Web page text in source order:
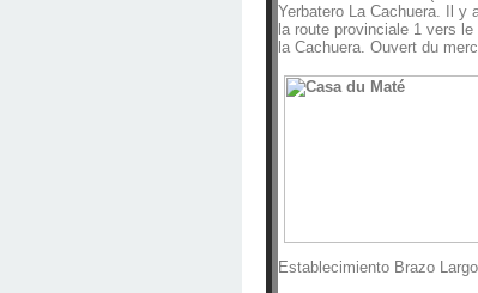
Yerbatero La Cachuera. Il y
la route provinciale 1 vers
la Cachuera. Ouvert du
Establecimiento Brazo